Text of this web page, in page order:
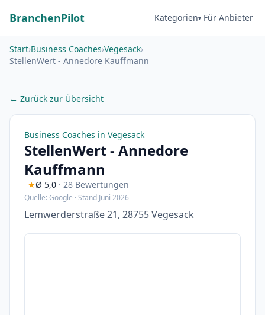
BranchenPilot Kategorien Für Anbieter
Start›Business Coaches›Vegesack›
StellenWert - Annedore Kauffmann
← Zurück zur Übersicht
Business Coaches in Vegesack
StellenWert - Annedore
Kauffmann
★Ø 5,0 · 28 Bewertungen
Quelle: Google · Stand Juni 2026
Lemwerderstraße 21, 28755 Vegesack